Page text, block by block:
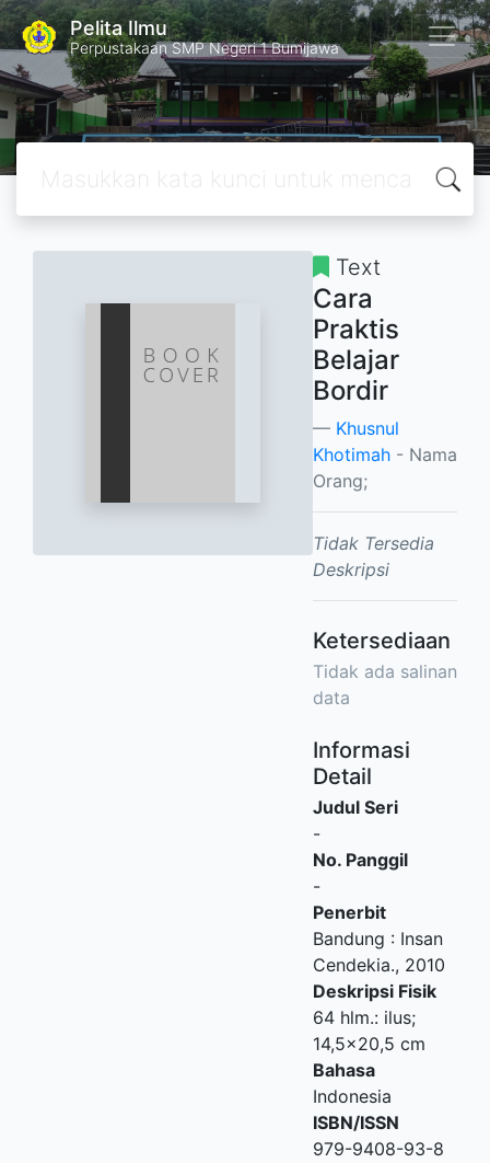
Pelita Ilmu
Perpustakaan SMP Negeri 1 Bumijawa
Text
Cara
Praktis
Belajar
Bordir
Khusnul
Khotimah - Nama
Orang;
Tidak Tersedia
Deskripsi
Ketersediaan
Tidak ada salinan
data
Informasi
Detail
Judul Seri
-
No. Panggil
-
Penerbit
Bandung : Insan
Cendekia., 2010
Deskripsi Fisik
64 hlm.: ilus;
14,5x20,5 cm
Bahasa
Indonesia
ISBN/ISSN
979-9408-93-8